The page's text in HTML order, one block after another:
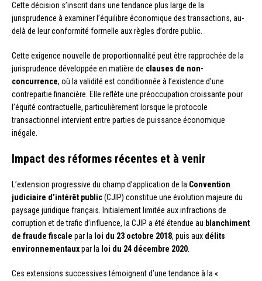
Cette décision s’inscrit dans une tendance plus large de la
jurisprudence à examiner l’équilibre économique des transactions, au-
delà de leur conformité formelle aux règles d’ordre public.
Cette exigence nouvelle de proportionnalité peut être rapprochée de la
jurisprudence développée en matière de clauses de non-
concurrence, où la validité est conditionnée à l’existence d’une
contrepartie financière. Elle reflète une préoccupation croissante pour
l’équité contractuelle, particulièrement lorsque le protocole
transactionnel intervient entre parties de puissance économique
inégale.
Impact des réformes récentes et à venir
L’extension progressive du champ d’application de la Convention
judiciaire d’intérêt public(CJIP) constitue une évolution majeure du
paysage juridique français. Initialement limitée aux infractions de
corruption et de trafic d’influence, la CJIP a été étendue au blanchiment
de fraude fiscale par la loi du 23 octobre 2018, puis aux délits
environnementauxpar la loi du 24 décembre 2020.
Ces extensions successives témoignent d’une tendance à la «